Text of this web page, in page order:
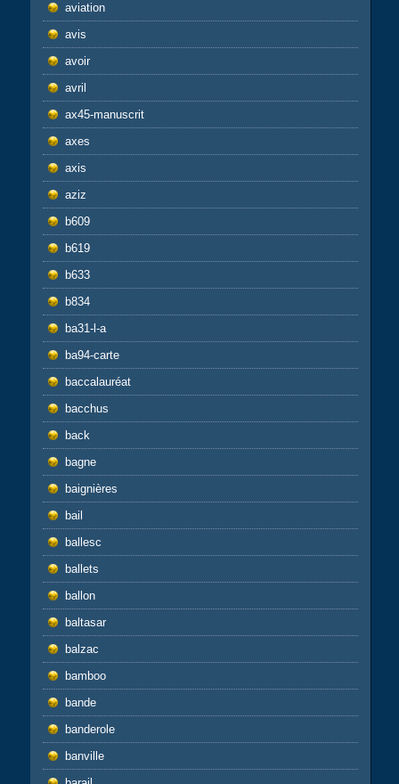
aviation
avis
avoir
avril
ax45-manuscrit
axes
axis
aziz
b609
b619
b633
b834
ba31-l-a
ba94-carte
baccalauréat
bacchus
back
bagne
baignières
bail
ballesc
ballets
ballon
baltasar
balzac
bamboo
bande
banderole
banville